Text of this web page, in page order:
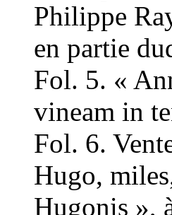
Philippe
en partie
Fol. 5. «
vineam in
Fol. 6.
Hugo,
Hugonis »,